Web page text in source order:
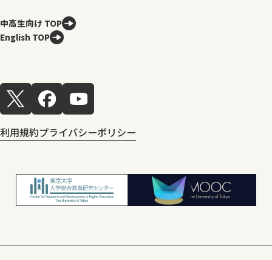
中高生向け TOP
English TOP
利用規約プライバシーポリシー